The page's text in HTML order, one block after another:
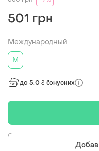
501 грн
Международный
M
до 5.0 ₴ бонусних